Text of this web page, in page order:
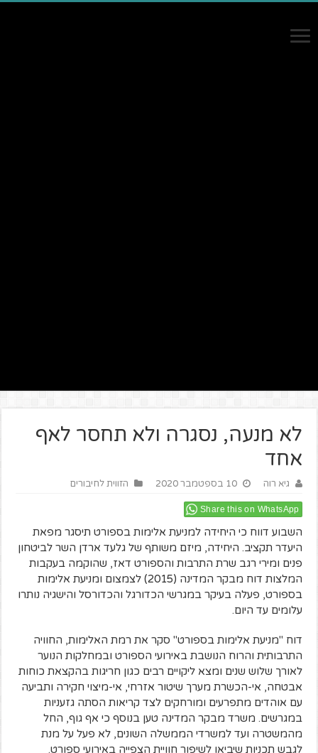
לא מנעה, נסגרה ולא תחסר לאף
אחד
גיא רוה 10 בספטמבר 2020 הזווית לחיבורים
Share this on WhatsApp
השבוע דווח כי היחידה למניעת אלימות בספורט תיסגר מפאת
היעדר תקציב. היחידה, מיזם משותף של גלעד ארדן השר לביטחון
פנים ומירי רגב שרת התרבות והספורט דאז, שהוקמה בעקבות
המלצות דוח מבקר המדינה (2015) לצמצום ומניעת אלימות
בספורט, פעלה בעיקר במגרשי הכדורגל והכדורסל והישגיה נותרו
עלומים עד היום.
דוח "מניעת אלימות בספורט" סקר את רמת האלימות, החוויה
התרבותית והרוח הנושבת באירועי הספורט ובמחלקות הנוער
לאורך שלוש שנים ומצא ליקויים רבים כגון חריגות בהקצאת כוחות
אבטחה, אי-הכשרת מערך שיטור אזרחי, אי-מיצוי חקירה ותביעה
עם אוהדים מתפרעים ומורחקים לצד קריאות הסתה גזעניות
במגרשים. משרד מבקר המדינה טען בנוסף כי אף גוף, החל
מהמשטרה ועד למשרדי הממשלה השונים, לא פעל על מנת
לגבש תכניות שיביאו לשיפור חוויית הצפייה באירועי ספורט.